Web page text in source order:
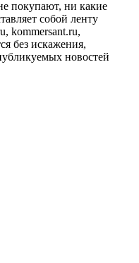
покупают, ни какие
собой ленту
kommersant.ru,
без искажения,
новостей